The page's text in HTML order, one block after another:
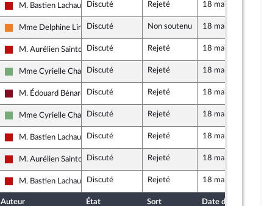
La France insoumise - Nouveau Front Populaire
M. Bastien Lachaud Discuté Rejeté 18 mai 2026
Les Démocrates
Mme Delphine Lingemann
Discuté Non soutenu 18 mai 2026
La France insoumise - Nouveau Front Populaire
M. Aurélien SaintoulDiscuté Rejeté 18 mai 2026
Écologiste et Social
Mme Cyrielle ChatelainDiscuté Rejeté 18 mai 2026
Gauche Démocrate et Républicaine
M. Édouard Bénard Discuté Rejeté 18 mai 2026
Écologiste et Social
Mme Cyrielle ChatelainDiscuté Rejeté 18 mai 2026
La France insoumise - Nouveau Front Populaire
M. Bastien Lachaud Discuté Rejeté 18 mai 2026
La France insoumise - Nouveau Front Populaire
M. Aurélien SaintoulDiscuté Rejeté 18 mai 2026
La France insoumise - Nouveau Front Populaire
M. Bastien Lachaud Discuté Rejeté 18 mai 2026
Auteur État Sort Date d'examen